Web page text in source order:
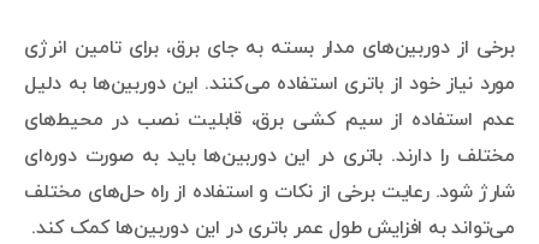
برخی از دوربین‌های مدار بسته به جای برق، برای تامین انرژی
مورد نیاز خود از باتری استفاده می‌کنند. این دوربین‌ها به دلیل
عدم استفاده از سیم کشی برق، قابلیت نصب در محیط‌های
مختلف را دارند. باتری در این دوربین‌ها باید به صورت دوره‌ای
شارژ شود. رعایت برخی از نکات و استفاده از راه حل‌های مختلف
می‌تواند به افزایش طول عمر باتری در این دوربین‌ها کمک کند.